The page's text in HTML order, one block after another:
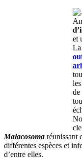
et
La
de
Malacosoma réunissant
différentes espèces et
d’entre elles.